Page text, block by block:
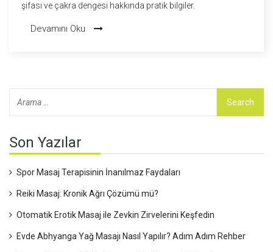
şifası ve çakra dengesi hakkında pratik bilgiler.
Devamını Oku
Son Yazılar
Spor Masaj Terapisinin İnanılmaz Faydaları
Reiki Masaj: Kronik Ağrı Çözümü mü?
Otomatik Erotik Masaj ile Zevkin Zirvelerini Keşfedin
Evde Abhyanga Yağ Masajı Nasıl Yapılır? Adım Adım Rehber